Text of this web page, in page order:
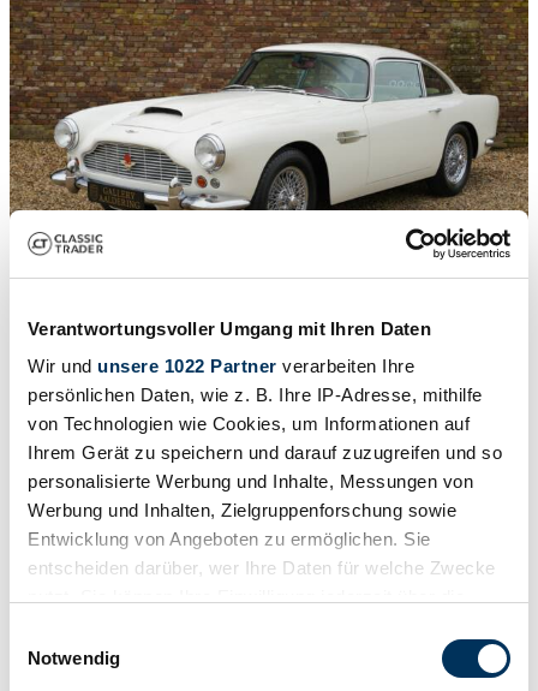
Verantwortungsvoller Umgang mit Ihren Daten
Wir und unsere 1022 Partner verarbeiten Ihre
persönlichen Daten, wie z. B. Ihre IP-Adresse, mithilfe
von Technologien wie Cookies, um Informationen auf
Ihrem Gerät zu speichern und darauf zuzugreifen und so
personalisierte Werbung und Inhalte, Messungen von
Werbung und Inhalten, Zielgruppenforschung sowie
Entwicklung von Angeboten zu ermöglichen. Sie
entscheiden darüber, wer Ihre Daten für welche Zwecke
Trigger Symbol ändern oder widerrufen
Notwendig
1961 | Aston Martin DB 4
Aston Martin DB4 Series 3 PRICE REDUCTION! Fully restored
by Aston Martin Works Service in the UK, Extensive restoration
report with photos, Original left-hand drive model, Executed in
Dover White over Magnolia with Oxblood piping, Fitted with the
high-performance ‘Special Series’ engine by AM-Works, One of 60
LHD Series 3 manufac